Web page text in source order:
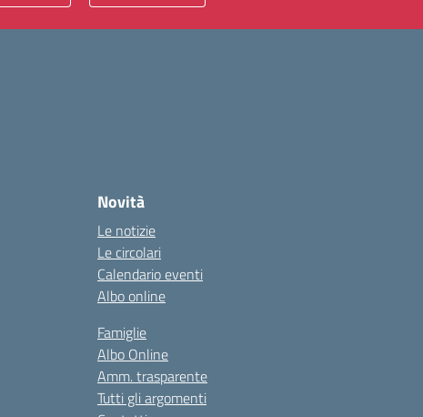
Novità
Le notizie
Le circolari
Calendario eventi
Albo online
Famiglie
Albo Online
Amm. trasparente
Tutti gli argomenti